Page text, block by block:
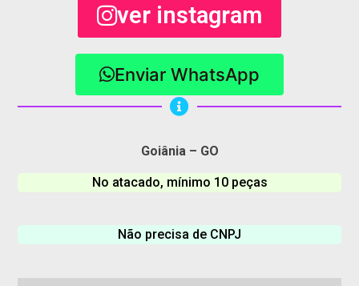
ver instagram
Enviar WhatsApp
Goiânia – GO
No atacado, mínimo 10 peças
Não precisa de CNPJ